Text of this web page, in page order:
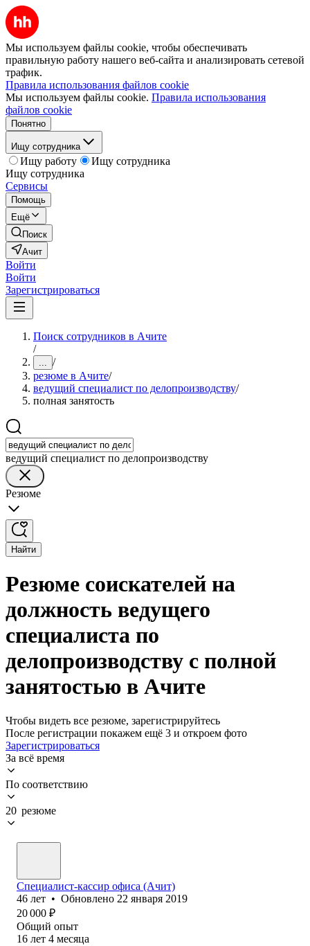
Мы используем файлы cookie, чтобы обеспечивать
правильную работу нашего веб-сайта и анализировать сетевой
трафик.
Правила использования файлов cookie
Мы используем файлы cookie. Правила использования
файлов cookie
Понятно
Ищу сотрудника
Ищу работу
Ищу сотрудника
Ищу сотрудника
Сервисы
Помощь
Ещё
Поиск
Ачит
Войти
Войти
Зарегистрироваться
Поиск сотрудников в Ачите
/
... /
резюме в Ачите/
ведущий специалист по делопроизводству/
полная занятость
ведущий специалист по делопроизводству
Резюме
Найти
Резюме соискателей на
должность ведущего
специалиста по
делопроизводству с полной
занятостью в Ачите
Чтобы видеть все резюме, зарегистрируйтесь
После регистрации покажем ещё 3 и откроем фото
Зарегистрироваться
За всё время
По соответствию
20 резюме
Специалист-кассир офиса (Ачит)
46 лет • Обновлено 22 января 2019
20 000 ₽
Общий опыт
16 лет 4 месяца